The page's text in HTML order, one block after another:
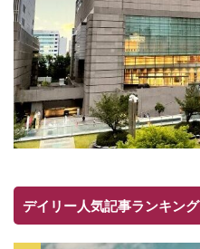
デイリー人気記事ランキング